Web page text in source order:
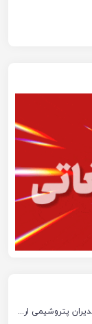
غبارروبی مزار شهدا در ماهشهر با حضور مدیران پتروشیمی اروند و مسئولان شهری